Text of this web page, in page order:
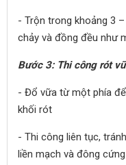
- Trộn trong khoảng 3
chảy và đồng đều như
Bước 3: Thi công rót
- Đổ vữa từ một phía
khối rót
- Thi công liên tục,
liền mạch và đông